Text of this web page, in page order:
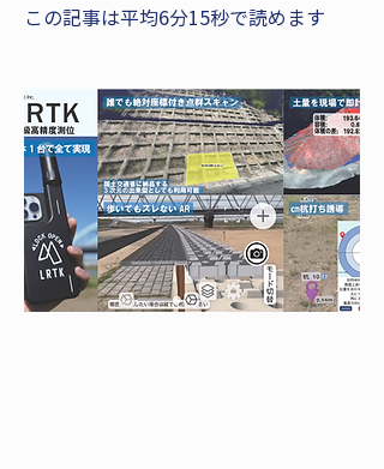
この記事は平均6分15秒で読めます